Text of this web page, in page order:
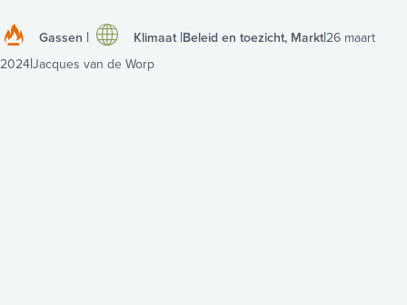
Gassen Klimaat Beleid en toezicht, Markt26 maart
2024Jacques van de Worp